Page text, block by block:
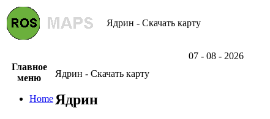
Ядрин - Скачать карту
07 - 08 - 2026
Главное
меню
Home
Ядрин - Скачать карту
Ядрин